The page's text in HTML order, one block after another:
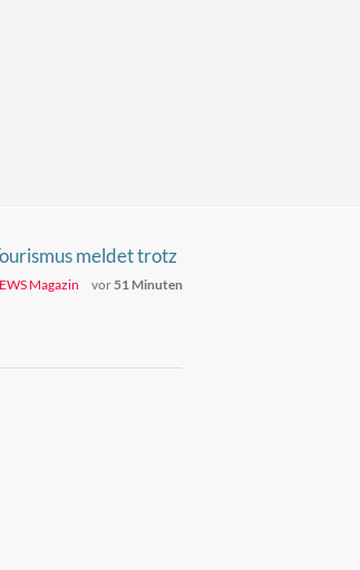
meldet trotz
ein Minus
Magazin vor51 Minuten